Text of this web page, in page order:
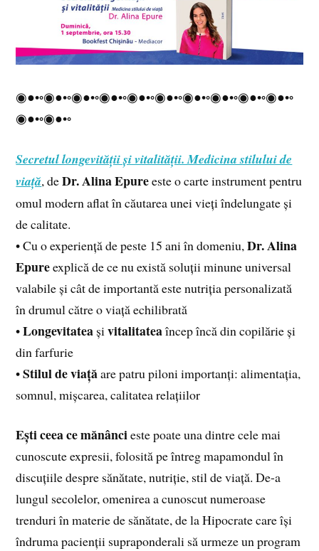
◉●•◦◉●•◦◉●•◦◉●•◦◉●•◦◉●•◦◉●•◦◉●•◦◉●•◦◉●•◦
◉●•◦◉●•◦
Secretul longevității și vitalității. Medicina stilului de
viață, deDr. Alina Epureeste o carte instrument pentru
omul modern aflat în căutarea unei vieți îndelungate și
de calitate.
• Cu o experiență de peste 15 ani în domeniu, Dr. Alina
Epureexplică de ce nu există soluții minune universal
valabile și cât de importantă este nutriția personalizată
în drumul către o viață echilibrată
•Longevitatea șivitalitateaîncep încă din copilărie și
din farfurie
•Stilul de viațăare patru piloni importanți: alimentația,
somnul, mișcarea, calitatea relațiilor
Ești ceea ce mănâncieste poate una dintre cele mai
cunoscute expresii, folosită pe întreg mapamondul în
discuțiile despre sănătate, nutriție, stil de viață. De-a
lungul secolelor, omenirea a cunoscut numeroase
trenduri în materie de sănătate, de la Hipocrate care își
îndruma pacienții supraponderali să urmeze un program